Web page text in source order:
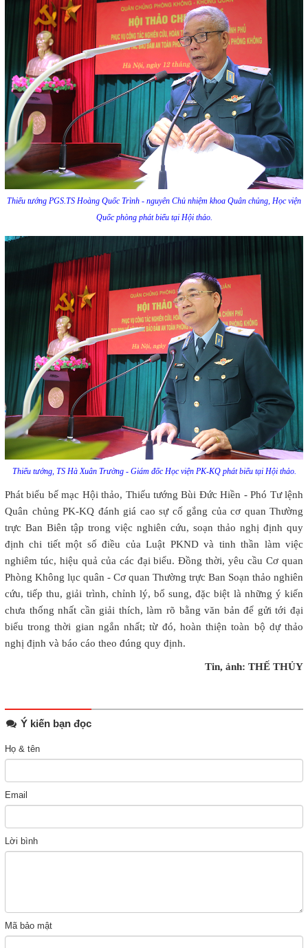
Thiếu tướng PGS.TS Hoàng Quốc Trình - nguyên Chủ nhiệm khoa Quân chủng, Học viện
Quốc phòng phát biểu tại Hội thảo.
Thiếu tướng, TS Hà Xuân Trường - Giám đốc Học viện PK-KQ phát biểu tại Hội thảo.
Phát biểu bế mạc Hội thảo, Thiếu tướng Bùi Đức Hiền - Phó Tư lệnh
Quân chủng PK-KQ đánh giá cao sự cố gắng của cơ quan Thường
trực Ban Biên tập trong việc nghiên cứu, soạn thảo nghị định quy
định chi tiết một số điều của Luật PKND và tinh thần làm việc
nghiêm túc, hiệu quả của các đại biểu. Đồng thời, yêu cầu Cơ quan
Phòng Không lục quân - Cơ quan Thường trực Ban Soạn thảo nghiên
cứu, tiếp thu, giải trình, chỉnh lý, bổ sung, đặc biệt là những ý kiến
chưa thống nhất cần giải thích, làm rõ bằng văn bản để gửi tới đại
biểu trong thời gian ngắn nhất; từ đó, hoàn thiện toàn bộ dự thảo
nghị định và báo cáo theo đúng quy định.
Tin, ảnh: THẾ THỦY
Ý kiến bạn đọc
Họ & tên
Email
Lời bình
Mã bảo mật